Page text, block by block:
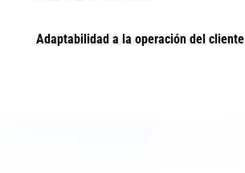
Adaptabilidad a la operación del cliente